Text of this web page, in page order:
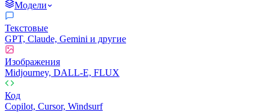
Модели
Текстовые
GPT, Claude, Gemini и другие
Изображения
Midjourney, DALL-E, FLUX
Код
Copilot, Cursor, Windsurf